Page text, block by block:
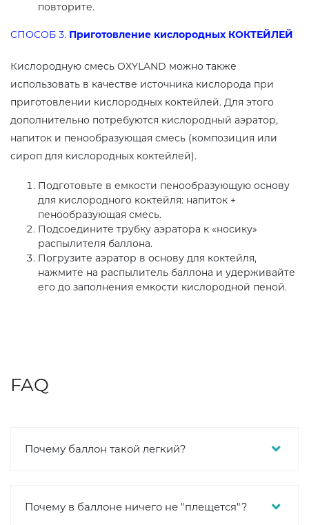
повторите.
СПОСОБ 3. Приготовление кислородных КОКТЕЙЛЕЙ
Кислородную смесь OXYLAND можно также
использовать в качестве источника кислорода при
приготовлении кислородных коктейлей. Для этого
дополнительно потребуются кислородный аэратор,
напиток и пенообразующая смесь (композиция или
сироп для кислородных коктейлей).
Подготовьте в емкости пенообразующую основу
для кислородного коктейля: напиток +
пенообразующая смесь.
Подсоедините трубку аэратора к «носику»
распылителя баллона.
Погрузите аэратор в основу для коктейля,
нажмите на распылитель баллона и удерживайте
его до заполнения емкости кислородной пеной.
FAQ
Почему баллон такой легкий?
Почему в баллоне ничего не "плещется"?